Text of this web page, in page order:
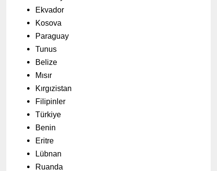
Ekvador
Kosova
Paraguay
Tunus
Belize
Mısır
Kırgızistan
Filipinler
Türkiye
Benin
Eritre
Lübnan
Ruanda